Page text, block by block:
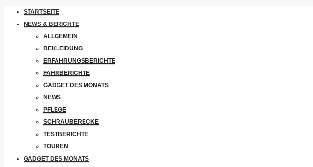
STARTSEITE
NEWS & BERICHTE
ALLGEMEIN
BEKLEIDUNG
ERFAHRUNGSBERICHTE
FAHRBERICHTE
GADGET DES MONATS
NEWS
PFLEGE
SCHRAUBERECKE
TESTBERICHTE
TOUREN
GADGET DES MONATS